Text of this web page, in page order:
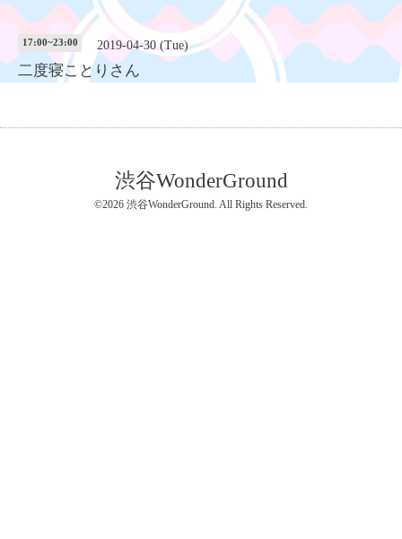
17:00~23:00 2019-04-30 (Tue)
二度寝ことりさん
渋谷WonderGround
©2026 渋谷WonderGround. All Rights Reserved.